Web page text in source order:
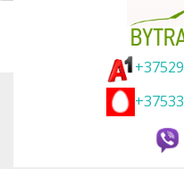
+37529
+37533
Главная
VIP такси Минск